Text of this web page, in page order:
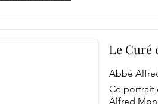
Le Curé
Abbé
Ce portrait
Alfred